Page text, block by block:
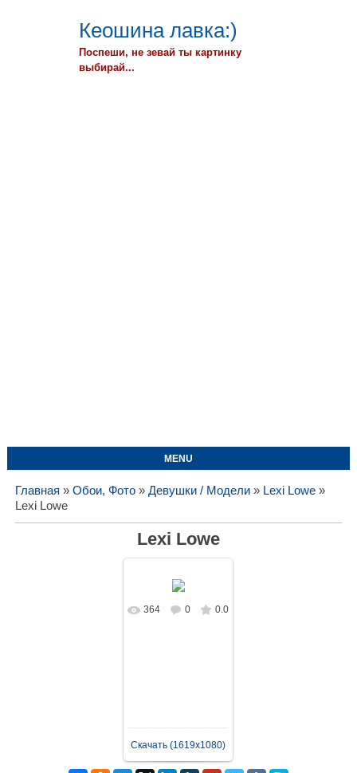
Кеошина лавка:)
Поспеши, не зевай ты картинку
выбирай...
MENU
Главная » Обои, Фото» Девушки / Модели» Lexi Lowe»
Lexi Lowe
Lexi Lowe
В реальном
364 0 0.0
Скачать (1619x1080)